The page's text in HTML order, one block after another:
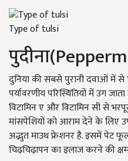
Type of tulsi
दुनिया की सबसे पुरानी दवाओं में
पर्यावरणीय परिस्थितियों में उग
विटामिन ए और विटामिन सी से
मांसपेशियों को आराम देने के लिए
अद्भुत माउथ फ्रेशनर है. इसमें पेट
चिढ़चिढ़ापन का इलाज करने की